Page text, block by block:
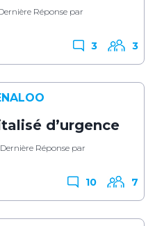
Réponse par
3
3
d’urgence
Dernière Réponse par
7
10